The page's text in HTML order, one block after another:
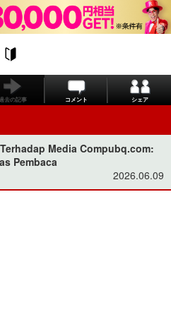
去の記事 コメント シェア
Media Compubq.com:
Pembaca
2026.06.09